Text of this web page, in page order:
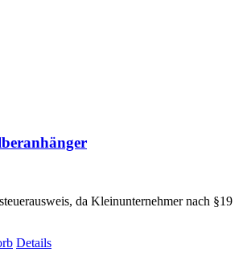
da Kleinunternehmer nach §19
Details